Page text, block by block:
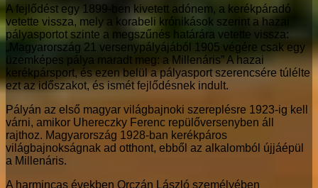
A fejlődést egy 1899-ben kivetett adónem, a kerékpáradó
vetette vissza, mely a korabeli krónikások szerint a hazai
pályasportot szinte a megszűnés határára vetette vissza:
„Magyarország 21 versenypályájából 1905 végére csak egy
üzemképes pálya maradt meg: a Millenáris” A hazai
kerékpársport, és ezen belül a pályasport szerencsére túlélte
ezt az időszakot, és ismét fejlődésnek indult.
Pályán az első magyar világbajnoki szereplésre 1923-ig kell
várni, amikor Uhereczky Ferenc repülőversenyben áll
rajthoz. Magyarország 1928-ban kerékpáros
világbajnokságnak ad otthont, ebből az alkalomból újjáépül
a Millenáris.
A harmincas években Orczán László személyében